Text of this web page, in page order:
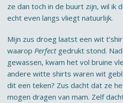
ze dan toch in de buurt zijn, wil ik
echt even langs vliegt natuurlijk.
Mijn zus droeg laatst een wit
waarop Perfectgedrukt stond.
gewassen, kwam het vol bruine
andere witte shirts waren wit
dit een teken? Zus dacht dat ze
mogen dragen van mam. Zelf